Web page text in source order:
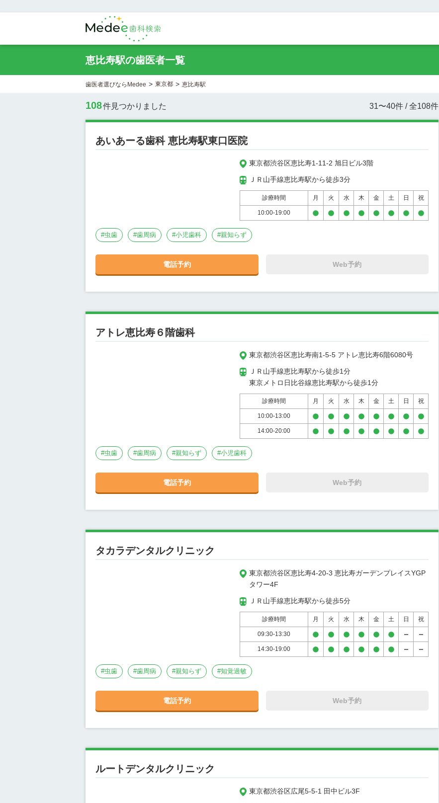
恵比寿駅の歯医者一覧
歯医者選びならMedee > 東京都 > 恵比寿駅
108件見つかりました 31〜40件 / 全108件
あいあーる歯科 恵比寿駅東口医院
東京都渋谷区恵比寿1-11-2 旭日ビル3階
ＪＲ山手線恵比寿駅から徒歩3分
診療時間 月 火 水 木 金 土 日 祝
10:00-19:00
#虫歯 #歯周病 #小児歯科 #親知らず
電話予約 Web予約
アトレ恵比寿６階歯科
東京都渋谷区恵比寿南1-5-5 アトレ恵比寿6階6080号
ＪＲ山手線恵比寿駅から徒歩1分
東京メトロ日比谷線恵比寿駅から徒歩1分
診療時間 月 火 水 木 金 土 日 祝
10:00-13:00
14:00-20:00
#虫歯 #歯周病 #親知らず #小児歯科
電話予約 Web予約
タカラデンタルクリニック
東京都渋谷区恵比寿4-20-3 恵比寿ガーデンプレイスYGP
タワー4F
ＪＲ山手線恵比寿駅から徒歩5分
診療時間 月 火 水 木 金 土 日 祝
09:30-13:30
14:30-19:00
#虫歯 #歯周病 #親知らず #知覚過敏
電話予約 Web予約
ルートデンタルクリニック
東京都渋谷区広尾5-5-1 田中ビル3F